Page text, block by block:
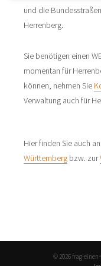
und die
Herrenberg.
Sie benötigen einen
momentan für
können, nehmen Sie
Verwaltung auch für
Hier finden Sie auch
Württemberg bzw. zur
© 2026 frag-